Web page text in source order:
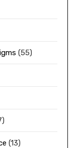
(55)
(13)